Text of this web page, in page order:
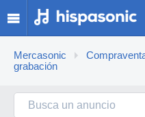
Mercasonic
grabación